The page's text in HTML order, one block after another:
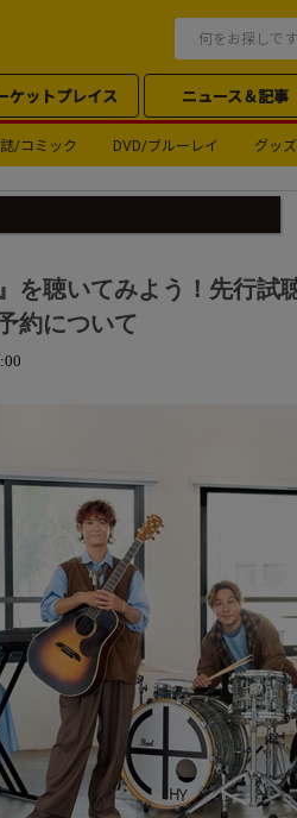
ケットプレイス ニュース＆記事
/コミック DVD/ブルーレイ グッズ
を聴いてみよう！先行試
約について